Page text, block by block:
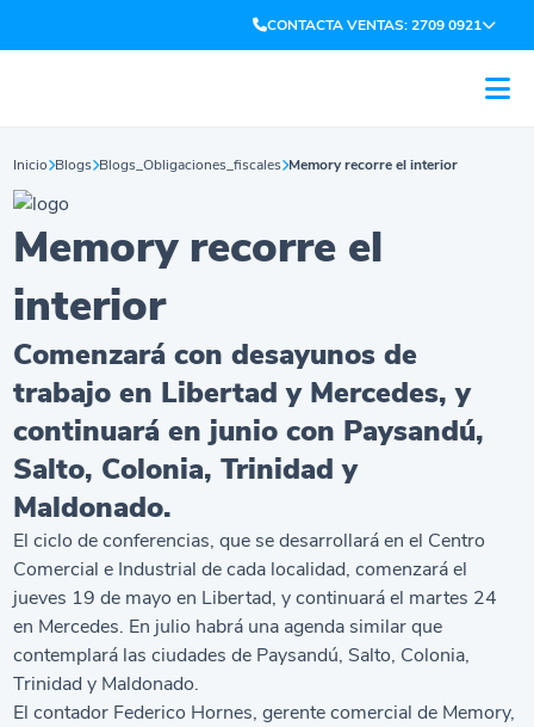
CONTACTA VENTAS: 2709 0921
Inicio Blogs Blogs_Obligaciones_fiscales Memory recorre el interior
Memory recorre el
interior
Comenzará con desayunos de
trabajo en Libertad y Mercedes, y
continuará en junio con Paysandú,
Salto, Colonia, Trinidad y
Maldonado.
El ciclo de conferencias, que se desarrollará en el Centro
Comercial e Industrial de cada localidad, comenzará el
jueves 19 de mayo en Libertad, y continuará el martes 24
en Mercedes. En julio habrá una agenda similar que
contemplará las ciudades de Paysandú, Salto, Colonia,
Trinidad y Maldonado.
El contador Federico Hornes, gerente comercial de Memory,